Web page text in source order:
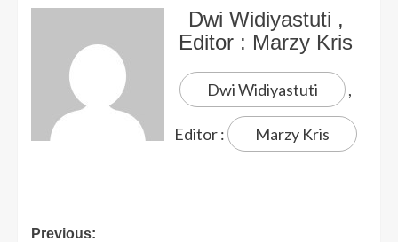
Dwi Widiyastuti ,
Editor : Marzy Kris
Dwi Widiyastuti ,
Editor : Marzy Kris
Previous: